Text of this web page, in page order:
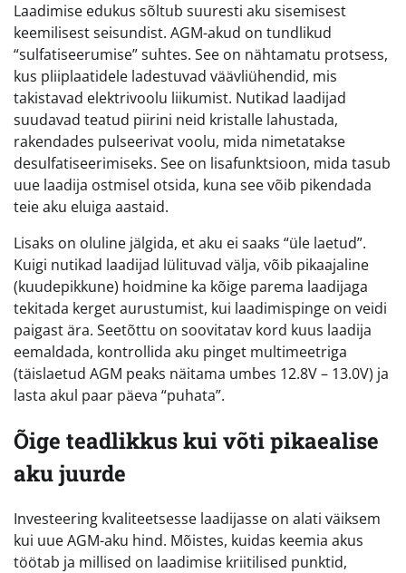
Laadimise edukus sõltub suuresti aku sisemisest
keemilisest seisundist. AGM-akud on tundlikud
“sulfatiseerumise” suhtes. See on nähtamatu protsess,
kus pliiplaatidele ladestuvad väävliühendid, mis
takistavad elektrivoolu liikumist. Nutikad laadijad
suudavad teatud piirini neid kristalle lahustada,
rakendades pulseerivat voolu, mida nimetatakse
desulfatiseerimiseks. See on lisafunktsioon, mida tasub
uue laadija ostmisel otsida, kuna see võib pikendada
teie aku eluiga aastaid.
Lisaks on oluline jälgida, et aku ei saaks “üle laetud”.
Kuigi nutikad laadijad lülituvad välja, võib pikaajaline
(kuudepikkune) hoidmine ka kõige parema laadijaga
tekitada kerget aurustumist, kui laadimispinge on veidi
paigast ära. Seetõttu on soovitatav kord kuus laadija
eemaldada, kontrollida aku pinget multimeetriga
(täislaetud AGM peaks näitama umbes 12.8V – 13.0V) ja
lasta akul paar päeva “puhata”.
Õige teadlikkus kui võti pikaealise
aku juurde
Investeering kvaliteetsesse laadijasse on alati väiksem
kui uue AGM-aku hind. Mõistes, kuidas keemia akus
töötab ja millised on laadimise kriitilised punktid,